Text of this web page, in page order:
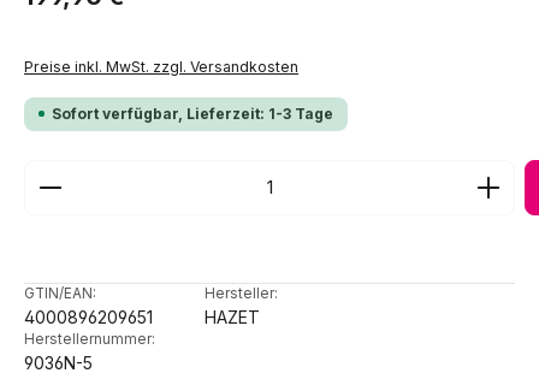
Preise inkl. MwSt. zzgl. Versandkosten
Sofort verfügbar, Lieferzeit: 1-3 Tage
Produkt Anzahl: Gib den gewünschten Wert ein
GTIN/EAN:
4000896209651
Hersteller:
HAZET
Herstellernummer:
9036N-5